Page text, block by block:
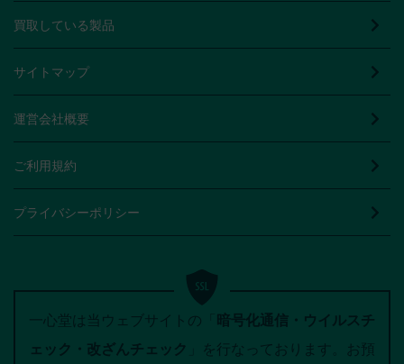
買取している製品
サイトマップ
運営会社概要
ご利用規約
プライバシーポリシー
一心堂は当ウェブサイトの「
暗号化通信・ウイルスチ
ェック・改ざんチェック
」を行なっております。お預